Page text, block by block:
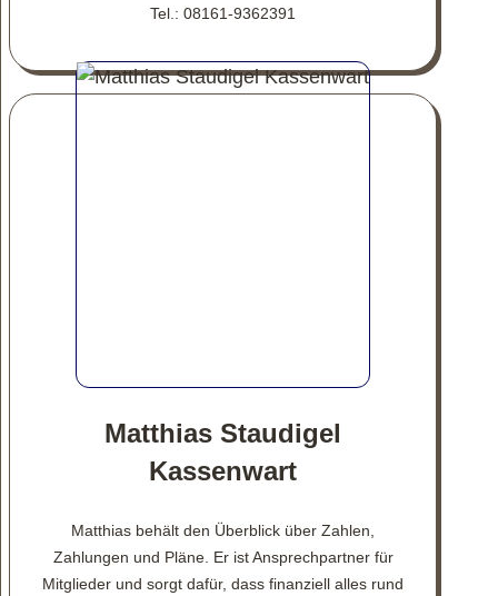
Tel.: 08161-9362391
Matthias Staudigel
Kassenwart
Matthias behält den Überblick über Zahlen,
Zahlungen und Pläne. Er ist Ansprechpartner für
Mitglieder und sorgt dafür, dass finanziell alles rund